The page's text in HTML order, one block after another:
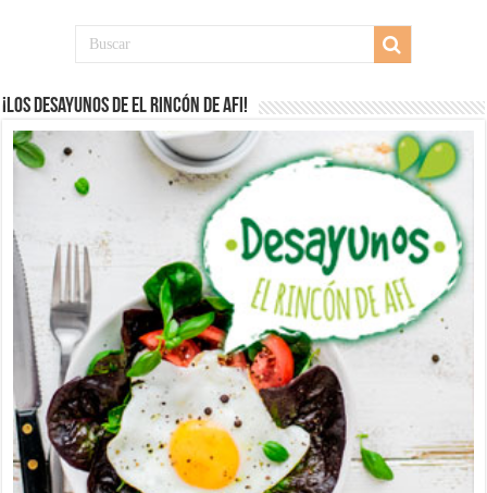
¡Los desayunos de El Rincón de Afi!